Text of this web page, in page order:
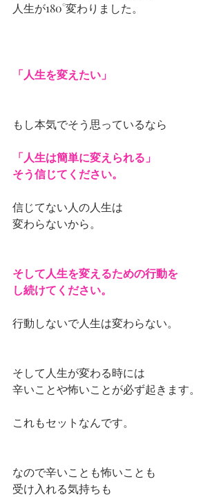
人生が180°変わりました。
「人生を変えたい」
もし本気でそう思っているなら
「人生は簡単に変えられる」
そう信じてください。
信じてない人の人生は
変わらないから。
そして人生を変えるための行動を
し続けてください。
行動しないで人生は変わらない。
そして人生が変わる時には
辛いことや怖いことが必ず起きます。
これもセットなんです。
なので辛いことも怖いことも
受け入れる気持ちも